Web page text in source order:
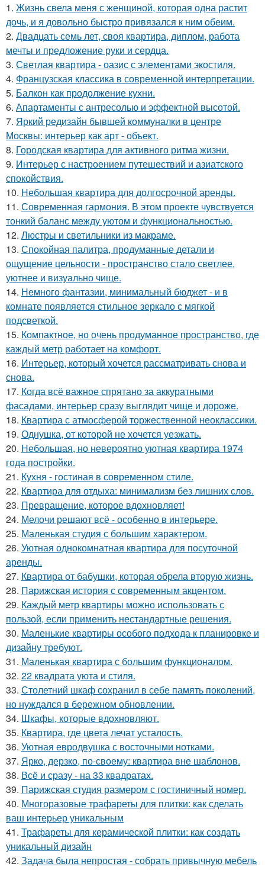
1. Жизнь свела меня с женщиной, которая одна растит
дочь, и я довольно быстро привязался к ним обеим.
2. Двадцать семь лет, своя квартира, диплом, работа
мечты и предложение руки и сердца.
3. Светлая квартира - оазис с элементами экостиля.
4. Французская классика в современной интерпретации.
5. Балкон как продолжение кухни.
6. Апартаменты с антресолью и эффектной высотой.
7. Яркий редизайн бывшей коммуналки в центре
Москвы: интерьер как арт - объект.
8. Городская квартира для активного ритма жизни.
9. Интерьер с настроением путешествий и азиатского
спокойствия.
10. Небольшая квартира для долгосрочной аренды.
11. Современная гармония. В этом проекте чувствуется
тонкий баланс между уютом и функциональностью.
12. Люстры и светильники из макраме.
13. Спокойная палитра, продуманные детали и
ощущение цельности - пространство стало светлее,
уютнее и визуально чище.
14. Немного фантазии, минимальный бюджет - и в
комнате появляется стильное зеркало с мягкой
подсветкой.
15. Компактное, но очень продуманное пространство, где
каждый метр работает на комфорт.
16. Интерьер, который хочется рассматривать снова и
снова.
17. Когда всё важное спрятано за аккуратными
фасадами, интерьер сразу выглядит чище и дороже.
18. Квартира с атмосферой торжественной неоклассики.
19. Однушка, от которой не хочется уезжать.
20. Небольшая, но невероятно уютная квартира 1974
года постройки.
21. Кухня - гостиная в современном стиле.
22. Квартира для отдыха: минимализм без лишних слов.
23. Превращение, которое вдохновляет!
24. Мелочи решают всё - особенно в интерьере.
25. Маленькая студия с большим характером.
26. Уютная однокомнатная квартира для посуточной
аренды.
27. Квартира от бабушки, которая обрела вторую жизнь.
28. Парижская история с современным акцентом.
29. Каждый метр квартиры можно использовать с
пользой, если применить нестандартные решения.
30. Маленькие квартиры особого подхода к планировке и
дизайну требуют.
31. Маленькая квартира с большим функционалом.
32. 22 квадрата уюта и стиля.
33. Столетний шкаф сохранил в себе память поколений,
но нуждался в бережном обновлении.
34. Шкафы, которые вдохновляют.
35. Квартира, где цвета лечат усталость.
36. Уютная евродвушка с восточными нотками.
37. Ярко, дерзко, по-своему: квартира вне шаблонов.
38. Всё и сразу - на 33 квадратах.
39. Парижская студия размером с гостиничный номер.
40. Многоразовые трафареты для плитки: как сделать
ваш интерьер уникальным
41. Трафареты для керамической плитки: как создать
уникальный дизайн
42. Задача была непростая - собрать привычную мебель